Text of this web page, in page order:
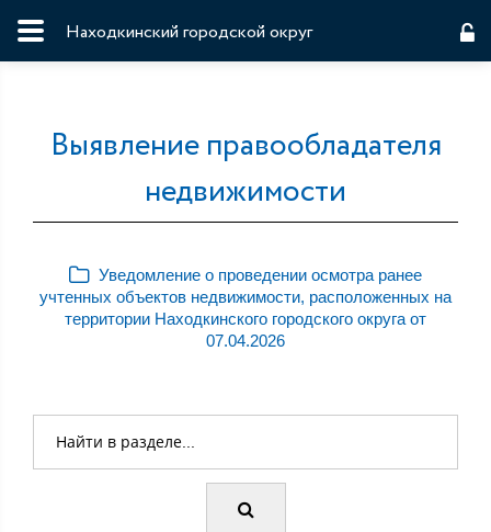
Находкинский городской округ
Выявление правообладателя
недвижимости
Уведомление о проведении осмотра ранее
учтенных объектов недвижимости, расположенных на
территории Находкинского городского округа от
07.04.2026